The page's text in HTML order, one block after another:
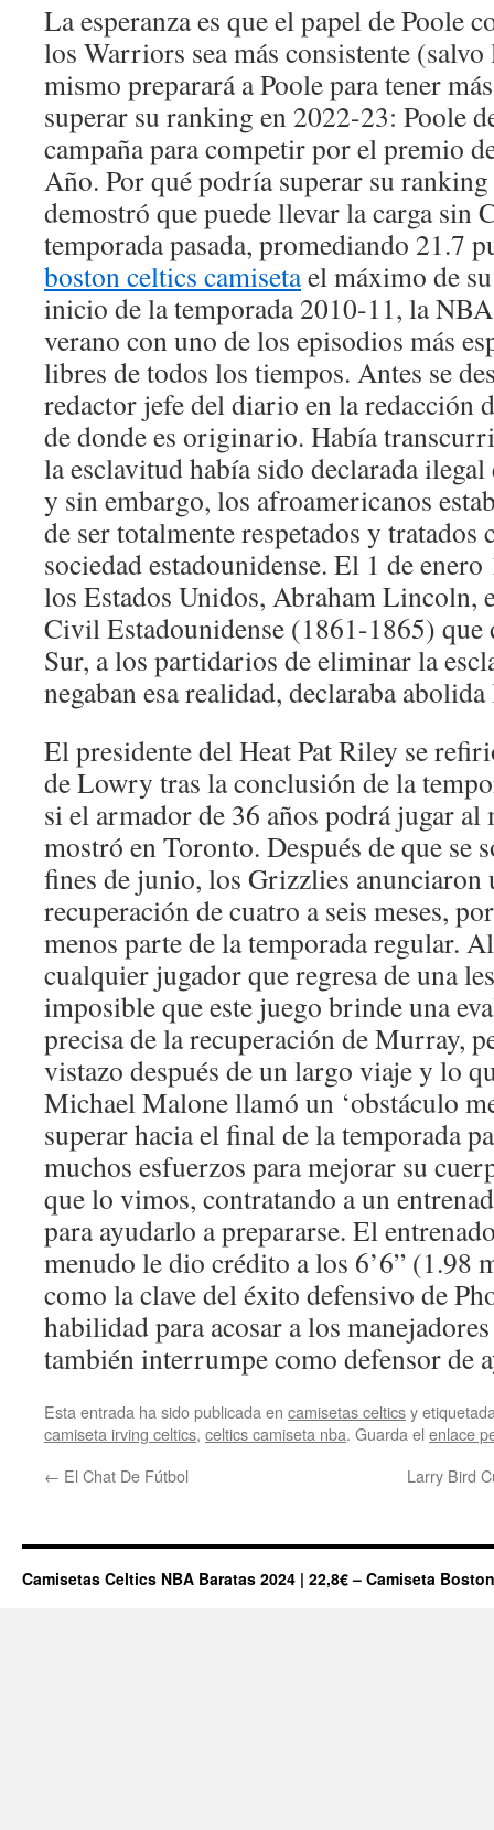
La esperanza es que el papel de Poole
los Warriors sea más consistente
mismo preparará a Poole para tener
superar su ranking en 2022-23: Poole
campaña para competir por el premio
Año. Por qué podría superar su
demostró que puede llevar la carga sin
temporada pasada, promediando 21.7
boston celtics camisetael máximo de
inicio de la temporada 2010-11, la
verano con uno de los episodios más
libres de todos los tiempos. Antes se
redactor jefe del diario en la redacción
de donde es originario. Había
la esclavitud había sido declarada
y sin embargo, los afroamericanos
de ser totalmente respetados y tratados
sociedad estadounidense. El 1 de
los Estados Unidos, Abraham Lincoln,
Civil Estadounidense (1861-1865)
Sur, a los partidarios de eliminar la
negaban esa realidad, declaraba
El presidente del Heat Pat Riley se
de Lowry tras la conclusión de la
si el armador de 36 años podrá jugar
mostró en Toronto. Después de que se
fines de junio, los Grizzlies anunciaron
recuperación de cuatro a seis meses,
menos parte de la temporada regular.
cualquier jugador que regresa de una
imposible que este juego brinde una
precisa de la recuperación de Murray,
vistazo después de un largo viaje y lo
Michael Malone llamó un ‘obstáculo
superar hacia el final de la temporada
muchos esfuerzos para mejorar su
que lo vimos, contratando a un
para ayudarlo a prepararse. El
menudo le dio crédito a los 6’6” (1.98
como la clave del éxito defensivo de
habilidad para acosar a los
también interrumpe como defensor de
Esta entrada ha sido publicada en camisetas celticsy
camiseta irving celtics, celtics camiseta nba. Guarda el enlace
← El Chat De Fútbol Larry Bird
Camisetas Celtics NBA Baratas 2024 | 22,8€ – Camiseta